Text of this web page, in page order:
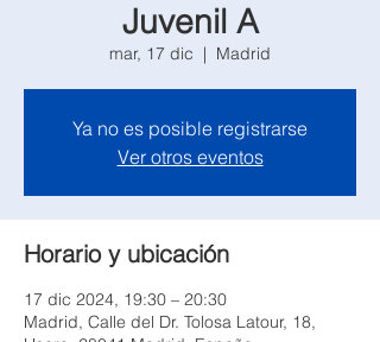
Juvenil A
mar, 17 dic
  |
Madrid
Ya no es posible registrarse
Ver otros eventos
Horario y ubicación
17 dic 2024, 19:30 – 20:30
Madrid, Calle del Dr. Tolosa Latour, 18,